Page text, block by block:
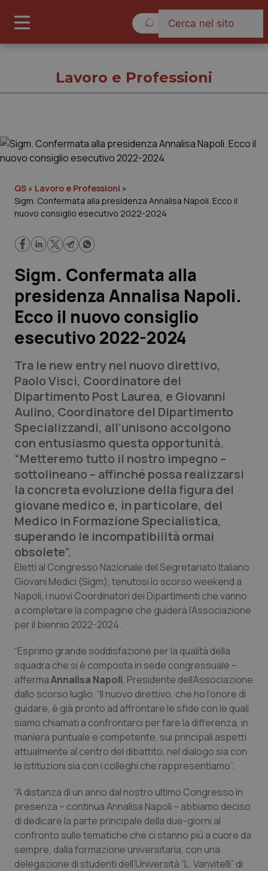
Governo e Parlamento
Regioni e Asl
Lavoro e Professioni
Scienza e Farmaci
Studi e Analisi
Lettere al direttore
Edizioni Regionali
QS Pro
Professionisti Sanitari.AI
Abruzzo
Basilicata
Calabria
Campania
Emilia-Romagna
Lazio
Liguria
Lombardia
Marche
Molise
Piemonte
Provincia Autonoma di Bolzano
QS Pro Gold
Artrite & artrosi
Asma & BPCO
Car-T
Colesterolo & coronaropatie
Diabete & glucometri
Disturbi dell’umore
Dolore
Donna & Salute
Epatiti
HIV
Infezioni & Febbre
QS Club Newsletter
Lavoro e Professioni
QS » Lavoro e Professioni »
Sigm. Confermata alla presidenza Annalisa Napoli. Ecco il
nuovo consiglio esecutivo 2022-2024
Sigm. Confermata alla
presidenza Annalisa Napoli.
Ecco il nuovo consiglio
esecutivo 2022-2024
Tra le new entry nel nuovo direttivo,
Paolo Visci, Coordinatore del
Dipartimento Post Laurea, e Giovanni
Aulino, Coordinatore del Dipartimento
Specializzandi, all’unisono accolgono
con entusiasmo questa opportunità.
“Metteremo tutto il nostro impegno –
sottolineano – affinché possa realizzarsi
la concreta evoluzione della figura del
giovane medico e, in particolare, del
Medico in Formazione Specialistica,
superando le incompatibilità ormai
obsolete”.
Eletti al Congresso Nazionale del Segretariato Italiano
Giovani Medici (Sigm), tenutosi lo scorso weekend a
Napoli, i nuovi Coordinatori dei Dipartimenti che vanno
a completare la compagine che guiderà l’Associazione
per il biennio 2022-2024.
“Esprimo grande soddisfazione per la qualità della
squadra che si è composta in sede congressuale –
affermaAnnalisa Napoli, Presidente dell’Associazione
dallo scorso luglio. “Il nuovo direttivo, che ho l’onore di
guidare, è già pronto ad affrontare le sfide con le quali
siamo chiamati a confrontarci per fare la differenza, in
maniera puntuale e competente, sui principali aspetti
attualmente al centro del dibattito, nel dialogo sia con
le istituzioni sia con i colleghi che rappresentiamo”.
“A distanza di un anno dal nostro ultimo Congresso in
presenza – continua Annalisa Napoli – abbiamo deciso
di dedicare la parte principale della due-giorni al
confronto sulle tematiche che ci stanno più a cuore da
sempre, dalla formazione universitaria, con una
delegazione di studenti dell’Università “L. Vanvitelli” di